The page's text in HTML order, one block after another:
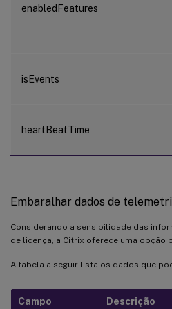
enabledFeatures
isEvents
heartBeatTime
Embaralhar dados de
Considerando a sensibilidade das
de licença, a Citrix oferece uma opção
A tabela a seguir lista os dados que
Campo Descrição